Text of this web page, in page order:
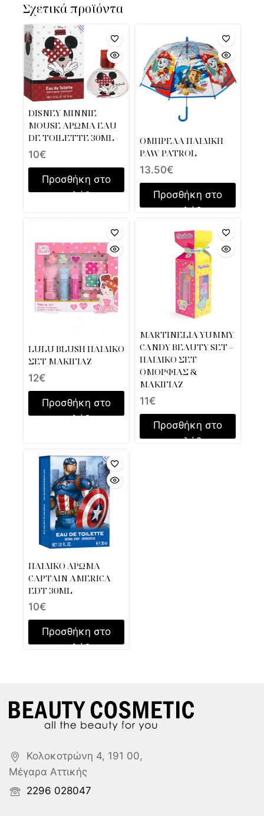
Σχετικά προϊόντα
DISNEY MINNIE
MOUSE ΑΡΩΜΑ EAU
DE TOILETTE 30ML
10€
Προσθήκη στο
καλάθι
ΟΜΠΡΕΛΑ ΠΑΙΔΙΚΗ
PAW PATROL
13.50€
Προσθήκη στο
καλάθι
LULU BLUSH ΠΑΙΔΙΚΟ
ΣΕΤ ΜΑΚΙΓΙΑΖ
12€
Προσθήκη στο
καλάθι
MARTINELIA YUMMY
CANDY BEAUTY SET –
ΠΑΙΔΙΚΟ ΣΕΤ
ΟΜΟΡΦΙΑΣ &
ΜΑΚΙΓΙΑΖ
11€
Προσθήκη στο
καλάθι
ΠΑΙΔΙΚΟ ΑΡΩΜΑ
CAPTAIN AMERICA
EDT 30ML
10€
Προσθήκη στο
καλάθι
Κολοκοτρώνη 4, 191 00,
Μέγαρα Αττικής
2296 028047